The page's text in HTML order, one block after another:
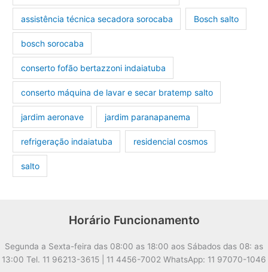
assistência técnica secadora sorocaba Bosch salto
bosch sorocaba
conserto fofão bertazzoni indaiatuba
conserto máquina de lavar e secar bratemp salto
jardim aeronave jardim paranapanema
refrigeração indaiatuba residencial cosmos
salto
Horário Funcionamento
Segunda a Sexta-feira das 08:00 as 18:00 aos Sábados das 08: as
13:00 Tel. 11 96213-3615 | 11 4456-7002 WhatsApp: 11 97070-1046